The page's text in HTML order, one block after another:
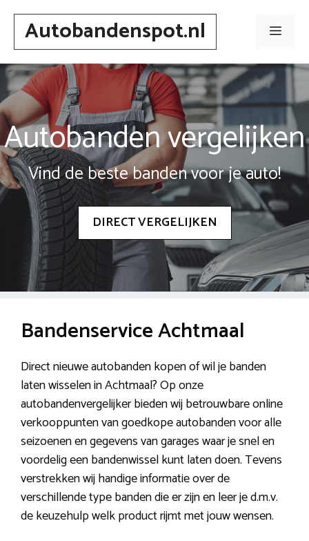
Spring
inhoudAutobandenspot.nl Menu
Autobanden vergelijken
Vind de beste banden voor je auto!
DIRECT VERGELIJKEN
Bandenservice Achtmaal
Direct nieuwe autobanden kopen of wil je banden
laten wisselen in Achtmaal? Op onze
autobandenvergelijker bieden wij betrouwbare online
verkooppunten van goedkope autobanden voor alle
seizoenen en gegevens van garages waar je snel en
voordelig een bandenwissel kunt laten doen. Tevens
verstrekken wij handige informatie over de
verschillende type banden die er zijn en leer je d.m.v.
de keuzehulp welk product rijmt met jouw wensen.